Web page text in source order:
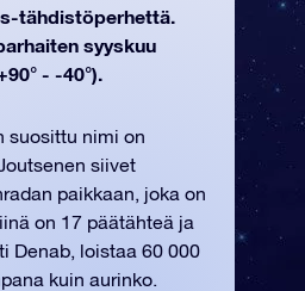
tähdistöperhettä.
syyskuu
- -40°).
suosittu nimi on
siivet
paikkaan, joka on
on 17 päätähteä ja
Denab, loistaa 60 000
kuin aurinko.